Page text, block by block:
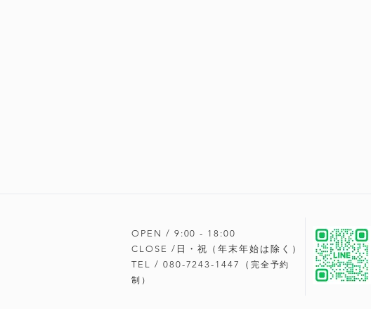
OPEN / 9:00 - 18 :00
CLOSE /日・祝（年末年始は除く）
TEL / 080-7243-1447（ 完全予約
制）